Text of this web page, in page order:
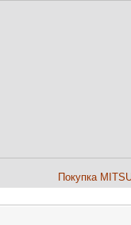
Покупка